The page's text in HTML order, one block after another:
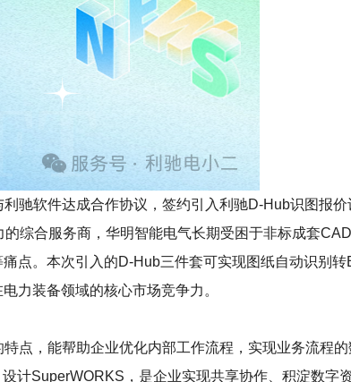
驰软件达成合作协议，签约引入利驰D-Hub识图报
综合服务商，华明智能电气长期受困于非标成套
点。本次引入的D-Hub三件套可实现图纸自动识别
力装备领域的核心市场竞争力。
点，能帮助企业优化内部工作流程，实现业务流程
SuperWORKS，是企业实现共享协作、积淀数字资